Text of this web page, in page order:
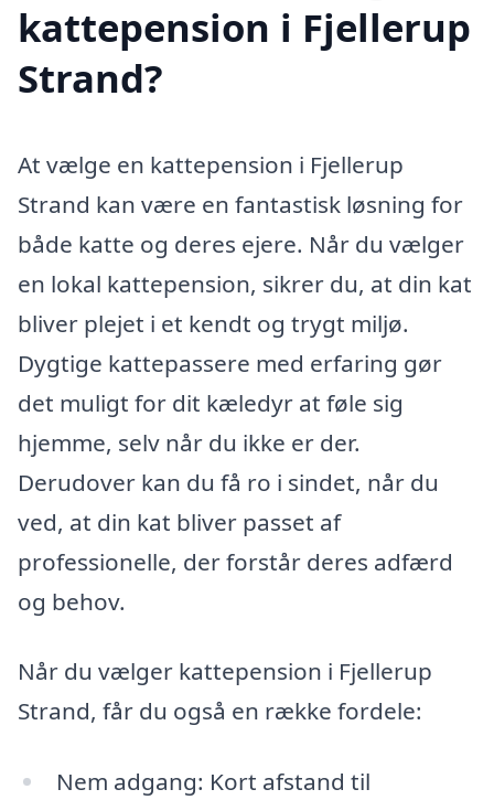
kattepension i Fjellerup
Strand?
At vælge en kattepension i Fjellerup
Strand kan være en fantastisk løsning for
både katte og deres ejere. Når du vælger
en lokal kattepension, sikrer du, at din kat
bliver plejet i et kendt og trygt miljø.
Dygtige kattepassere med erfaring gør
det muligt for dit kæledyr at føle sig
hjemme, selv når du ikke er der.
Derudover kan du få ro i sindet, når du
ved, at din kat bliver passet af
professionelle, der forstår deres adfærd
og behov.
Når du vælger kattepension i Fjellerup
Strand, får du også en række fordele:
Nem adgang: Kort afstand til